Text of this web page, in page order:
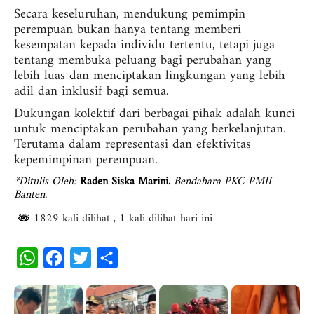
Secara keseluruhan, mendukung pemimpin
perempuan bukan hanya tentang memberi
kesempatan kepada individu tertentu, tetapi juga
tentang membuka peluang bagi perubahan yang
lebih luas dan menciptakan lingkungan yang lebih
adil dan inklusif bagi semua.
Dukungan kolektif dari berbagai pihak adalah kunci
untuk menciptakan perubahan yang berkelanjutan.
Terutama dalam representasi dan efektivitas
kepemimpinan perempuan.
*Ditulis Oleh:Raden Siska Marini.Bendahara PKC PMII
Banten.
1829 kali dilihat, 1 kali dilihat hari ini
W
a
c
i
a